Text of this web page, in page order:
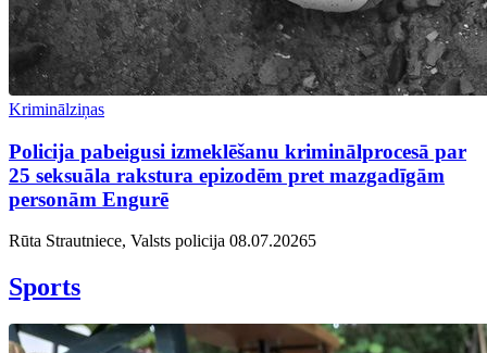
Kriminālziņas
Policija pabeigusi izmeklēšanu kriminālprocesā par
25 seksuāla rakstura epizodēm pret mazgadīgām
personām Engurē
Rūta Strautniece, Valsts policija 08.07.20265
Sports